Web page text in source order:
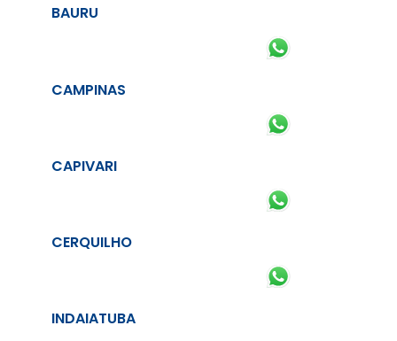
BAURU
CAMPINAS
CAPIVARI
CERQUILHO
INDAIATUBA